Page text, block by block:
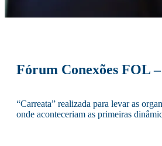
Fórum Conexões FOL
“Carreata” realizada para levar as
onde aconteceriam as primeiras